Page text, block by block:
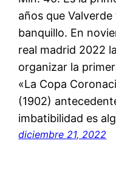
años que
banquillo. En
real madrid 2022
organizar la
«La Copa
(1902)
imbatibilidad es
diciembre 21, 2022